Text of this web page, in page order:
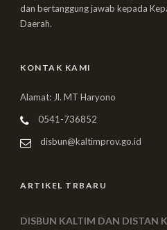
dan bertanggung jawab kepada
Daerah.
KONTAK KAMI
Alamat: Jl. MT Haryono
0541-736852
disbun@kaltimprov.go.id
ARTIKEL TRBARU
DISBUN KALTIM DAN DISTAN